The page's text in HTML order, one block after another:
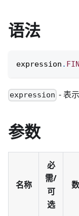
语法
expression .
expression - 表
参数
名称
必
需/
可
选